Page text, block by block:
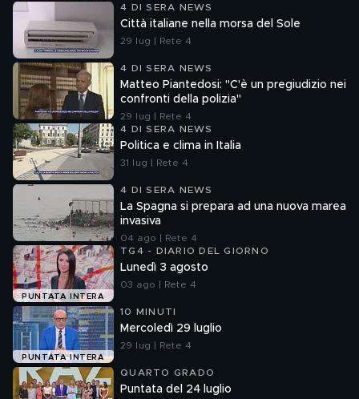
4 DI SERA NEWS
Città italiane nella morsa del Sole
29 lug | Rete 4
4 DI SERA NEWS
Matteo Piantedosi: "C'è un pregiudizio nei
confronti della polizia"
29 lug | Rete 4
4 DI SERA NEWS
Politica e clima in Italia
31 lug | Rete 4
4 DI SERA NEWS
La Spagna si prepara ad una nuova marea
invasiva
04 ago | Rete 4
PUNTATA INTERA
TG4 - DIARIO DEL GIORNO
Lunedì 3 agosto
03 ago | Rete 4
PUNTATA INTERA
10 MINUTI
Mercoledì 29 luglio
29 lug | Rete 4
QUARTO GRADO
Puntata del 24 luglio